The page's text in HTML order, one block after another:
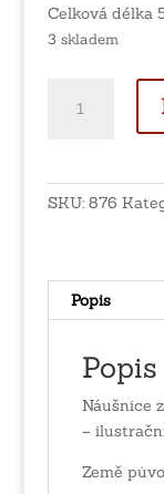
Celková délka
3 skladem
tromlovaného
množství
SKU: 876
Popis
Popis
Náušnice
–
Země